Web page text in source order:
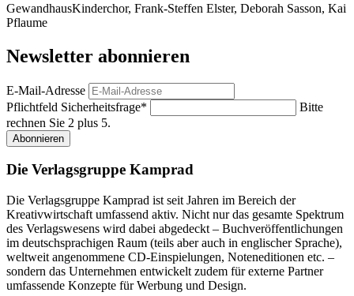
GewandhausKinderchor, Frank-Steffen Elster, Deborah Sasson, Kai
Pflaume
Newsletter abonnieren
E-Mail-Adresse
Pflichtfeld Sicherheitsfrage*
Bitte
rechnen Sie 2 plus 5.
Abonnieren
Die Verlagsgruppe Kamprad
Die Verlagsgruppe Kamprad ist seit Jahren im Bereich der
Kreativwirtschaft umfassend aktiv. Nicht nur das gesamte Spektrum
des Verlagswesens wird dabei abgedeckt – Buchveröffentlichungen
im deutschsprachigen Raum (teils aber auch in englischer Sprache),
weltweit angenommene CD-Einspielungen, Noteneditionen etc. –
sondern das Unternehmen entwickelt zudem für externe Partner
umfassende Konzepte für Werbung und Design.